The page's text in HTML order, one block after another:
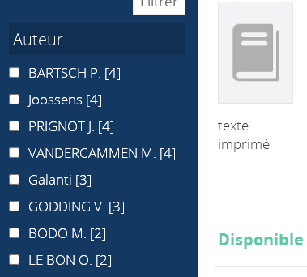
texte
imprimé
Disponible
Auteur
BARTSCH P.
BARTSCH P. [4]
Joossens
Joossens [4]
PRIGNOT J.
PRIGNOT J. [4]
VANDERCAMMEN M.
VANDERCAMMEN M. [4]
Galanti
Galanti [3]
GODDING V.
GODDING V. [3]
BODO M.
BODO M. [2]
LE BON O.
LE BON O. [2]